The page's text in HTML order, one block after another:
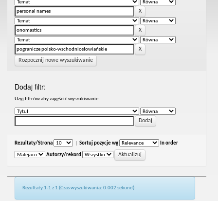
Rozpocznij nowe wyszukiwanie
Dodaj filtr:
Uzyj filtrów aby zagęścić wyszukiwanie.
Rezultaty/Strona Sortuj pozycje wg In order
Autorzy/rekord
Rezultaty 1-1 z 1 (Czas wyszukiwania: 0.002 sekund).